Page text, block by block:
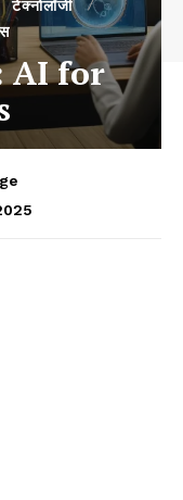
टेक्नोलॉजी
AI for